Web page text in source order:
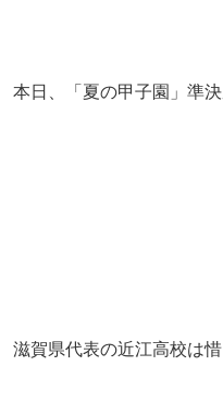
本日、「夏の甲子園」準
滋賀県代表の近江高校は